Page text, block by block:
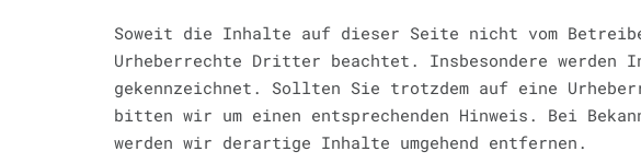
Soweit die Inhalte auf dieser Seite nicht vom
Urheberrechte Dritter beachtet. Insbesondere
gekennzeichnet. Sollten Sie trotzdem auf eine
bitten wir um einen entsprechenden Hinweis. Bei
werden wir derartige Inhalte umgehend entfernen.